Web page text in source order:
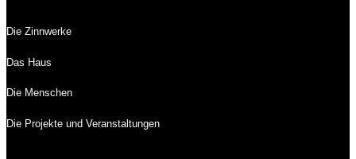
Die Zinnwerke
Das Haus
Die Menschen
Die Projekte und Veranstaltungen